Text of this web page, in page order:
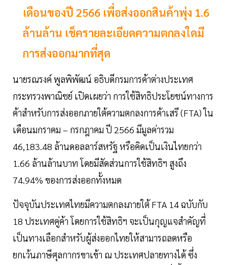
เดือนของปี 2566 เพื่อส่งออกสินค้าพุ่ง 1.6
ล้านล้าน เช็ครายละเอียดความตกลงใดมี
การส่งออกมากที่สุด
นายรณรงค์ พูลพิพัฒน์ อธิบดีกรมการค้าต่างประเทศ
กระทรวงพาณิชย์ เปิดเผยว่า การใช้สิทธิประโยชน์ทางการ
ค้าสำหรับการส่งออกภายใต้ความตกลงการค้าเสรี (FTA) ใน
เดือนมกราคม – กรกฎาคม ปี 2566 มีมูลค่ารวม
46,183.48 ล้านดอลลาร์สหรัฐ หรือคิดเป็นเงินไทยกว่า
1.66 ล้านล้านบาท โดยมีสัดส่วนการใช้สิทธิฯ สูงถึง
74.94% ของการส่งออกทั้งหมด
ปัจจุบันประเทศไทยมีความตกลงภายใต้ FTA 14 ฉบับกับ
18 ประเทศคู่ค้า โดยการใช้สิทธิฯ จะเป็นกุญแจสำคัญที่
เป็นทางเลือกสำหรับผู้ส่งออกไทยให้สามารถลดหรือ
ยกเว้นภาษีศุลกากรขาเข้า ณ ประเทศปลายทางได้ ซึ่ง